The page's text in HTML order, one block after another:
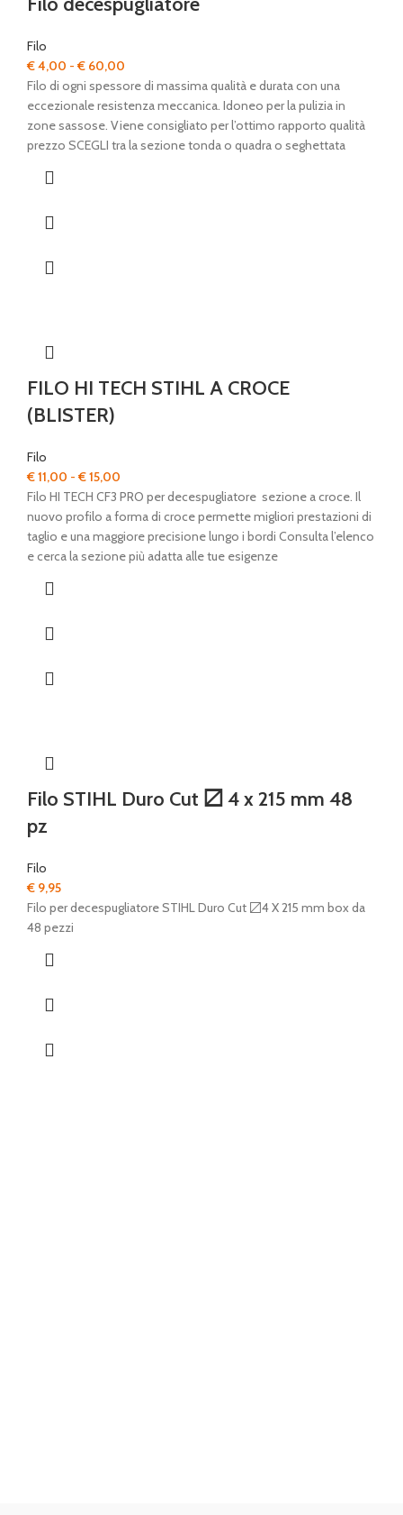
Filo
€4,00 - € 60,00
di
prezzo:
da
€ 4,00
Filo di ogni spessore di massima qualità e durata con una
eccezionale resistenza meccanica. Idoneo per la pulizia in
zone sassose. Viene consigliato per l’ottimo rapporto qualità
prezzo SCEGLI tra la sezione tonda o quadra o seghettata
FILO HI TECH STIHL A CROCE
(BLISTER)
Filo
€11,00 - €15,00
di
prezzo:
da
€ 11,00
Filo HI TECH CF3 PRO per decespugliatore sezione a croce. Il
nuovo profilo a forma di croce permette migliori prestazioni di
taglio e una maggiore precisione lungo i bordi Consulta l’elenco
e cerca la sezione più adatta alle tue esigenze
Filo STIHL Duro Cut 〼 4 x 215 mm 48
pz
Filo
€ 9,95
Filo per decespugliatore STIHL Duro Cut 〼4 X 215 mm box da
48 pezzi